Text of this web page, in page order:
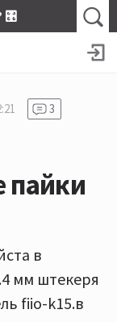
🎛
3
пайки
в
мм штекеря
fiio-k15.в